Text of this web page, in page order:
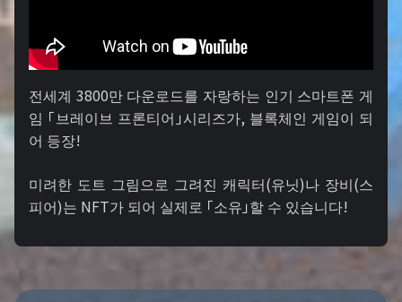
전세계 3800만 다운로드를 자랑하는 인기 스마트폰 게
임 「브레이브 프론티어」시리즈가, 블록체인 게임이 되
어 등장!
미려한 도트 그림으로 그려진 캐릭터(유닛)나 장비(스
피어)는 NFT가 되어 실제로 「소유」할 수 있습니다!